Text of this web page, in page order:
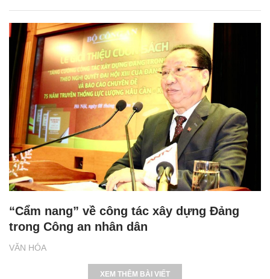
VĂN HÓA
“Cẩm nang” về công tác xây dựng Đảng
trong Công an nhân dân
XEM THÊM BÀI VIẾT